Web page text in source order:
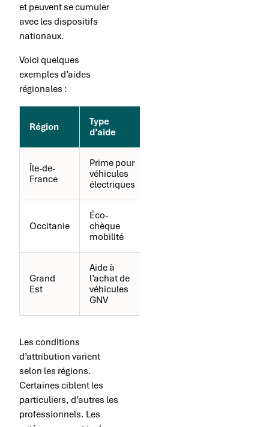
et peuvent se cumuler
avec les dispositifs
nationaux.
Voici quelques
exemples d’aides
régionales :
Région
Type
d’aide
Île-de-
France
Prime pour
véhicules
électriques
Occitanie
Éco-
chèque
mobilité
Grand
Est
Aide à
l’achat de
véhicules
GNV
Les conditions
d’attribution varient
selon les régions.
Certaines ciblent les
particuliers, d’autres les
professionnels. Les